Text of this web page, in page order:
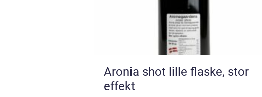
Aronia shot lille flaske, stor
effekt